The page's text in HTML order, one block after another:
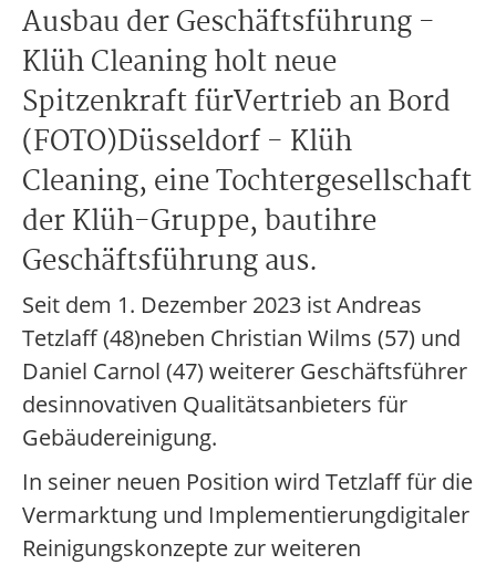
Ausbau der Geschäftsführung -
Klüh Cleaning holt neue
Spitzenkraft fürVertrieb an Bord
(FOTO)Düsseldorf - Klüh
Cleaning, eine Tochtergesellschaft
der Klüh-Gruppe, bautihre
Geschäftsführung aus.
Seit dem 1. Dezember 2023 ist Andreas
Tetzlaff (48)neben Christian Wilms (57) und
Daniel Carnol (47) weiterer Geschäftsführer
desinnovativen Qualitätsanbieters für
Gebäudereinigung.
In seiner neuen Position wird Tetzlaff für die
Vermarktung und Implementierungdigitaler
Reinigungskonzepte zur weiteren